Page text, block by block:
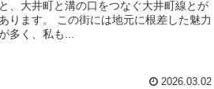
、大井町と溝の口をつなぐ大井町線とが
ります。 この街には地元に根差した魅力
多く、私も...
2026.03.02